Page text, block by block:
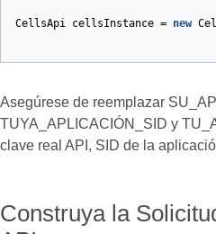
CellsApi cellsInstance = new
Asegúrese de reemplazar
TUYA_APLICACIÓN_SID y
clave real API, SID de la
Construya la